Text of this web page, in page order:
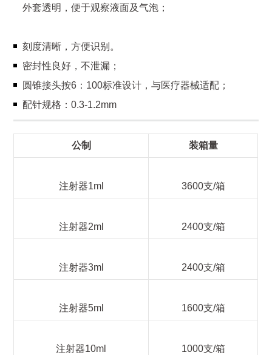
外套透明，便于观察液面及气泡；
刻度清晰，方便识别。
密封性良好，不泄漏；
圆锥接头按6：100标准设计，与医疗器械适配；
配针规格：0.3-1.2mm
公制 装箱量
注射器1ml 3600支/箱
注射器2ml 2400支/箱
注射器3ml 2400支/箱
注射器5ml 1600支/箱
注射器10ml 1000支/箱